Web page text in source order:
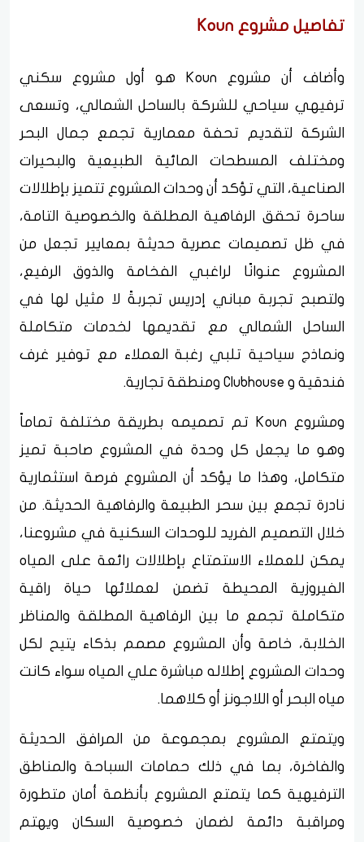
تفاصيل مشروع Koun
وأضاف أن مشروع Koun هو أول مشروع سكني
ترفيهي سياحي للشركة بالساحل الشمالي، وتسعى
الشركة لتقديم تحفة معمارية تجمع جمال البحر
ومختلف المسطحات المائية الطبيعية والبحيرات
الصناعية، التي تؤكد أن وحدات المشروع تتميز بإطلالات
ساحرة تحقق الرفاهية المطلقة والخصوصية التامة،
في ظل تصميمات عصرية حديثة بمعايير تجعل من
المشروع عنوانًا لراغبي الفخامة والذوق الرفيع،
ولتصبح تجربة مباني إدريس تجربةً لا مثيل لها في
الساحل الشمالي مع تقديمها لخدمات متكاملة
ونماذج سياحية تلبي رغبة العملاء مع توفير غرف
فندقية و Clubhouse ومنطقة تجارية.
ومشروع Koun تم تصميمه بطريقة مختلفة تماماً
وهو ما يجعل كل وحدة في المشروع صاحبة تميز
متكامل، وهذا ما يؤكد أن المشروع فرصة استثمارية
نادرة تجمع بين سحر الطبيعة والرفاهية الحديثة. من
خلال التصميم الفريد للوحدات السكنية في مشروعنا،
يمكن للعملاء الاستمتاع بإطلالات رائعة على المياه
الفيروزية المحيطة تضمن لعملائها حياة راقية
متكاملة تجمع ما بين الرفاهية المطلقة والمناظر
الخلابة، خاصة وأن المشروع مصمم بذكاء يتيح لكل
وحدات المشروع إطلاله مباشرة علي المياه سواء كانت
مياه البحر أو اللاجونز أو كلاهما.
ويتمتع المشروع بمجموعة من المرافق الحديثة
والفاخرة، بما في ذلك حمامات السباحة والمناطق
الترفيهية كما يتمتع المشروع بأنظمة أمان متطورة
ومراقبة دائمة لضمان خصوصية السكان ويهتم